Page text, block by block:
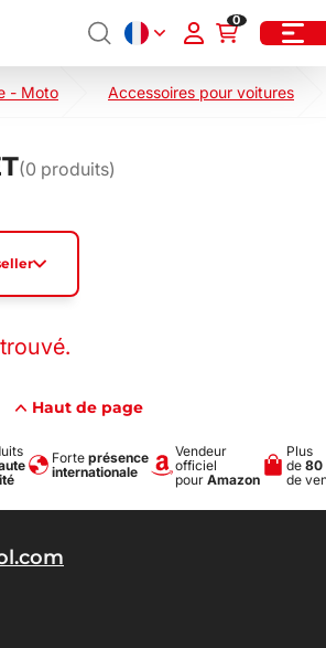
0
- Moto Accessoires pour voitures
(0 produits)
Haut de page
Forte présence
internationale
Vendeur
officiel
pour Amazon
Plus
de 80
de